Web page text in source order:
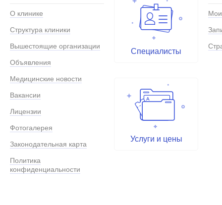
О клинике
Структура клиники
Вышестоящие организации
Объявления
Медицинские новости
Вакансии
Лицензии
Фотогалерея
Законодательная карта
Политика
конфиденциальности
Специалисты
Услуги и цены